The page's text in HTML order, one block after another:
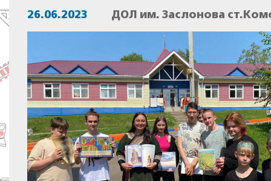
26.06.2023 ДОЛ им. Заслонова